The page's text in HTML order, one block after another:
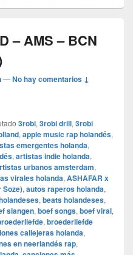
– AMS – BCN
—No hay comentarios ↓
3robi, 3robi drill, 3robi
, apple music rap holandés,
emergentes holanda,
, artistas indie holanda,
urbanos amsterdam,
virales holanda, ASHAFAR x
Soze), autos raperos holanda,
, beats holandeses,
slangen, boef songs, boef viral,
, broederliefde
callejeras holanda,
en neerlandés rap,